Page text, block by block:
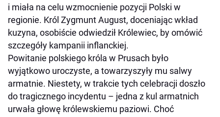
i miała na celu wzmocnienie pozycji Polski w
regionie. Król Zygmunt August, doceniając wkład
kuzyna, osobiście odwiedził Królewiec, by omówić
szczegóły kampanii inflanckiej.
Powitanie polskiego króla w Prusach było
wyjątkowo uroczyste, a towarzyszyły mu salwy
armatnie. Niestety, w trakcie tych celebracji doszło
do tragicznego incydentu – jedna z kul armatnich
urwała głowę królewskiemu paziowi. Choć